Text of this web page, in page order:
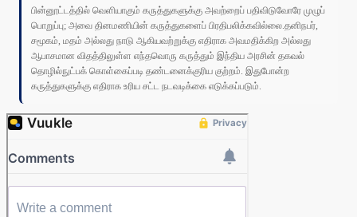
பின்னூட்டத்தில் வெளியாகும் கருத்துகளுக்கு அவற்றைப் பதிவிடுவோரே முழுப்
பொறுப்பு; அவை தினமணியின் கருத்துகளைப் பிரதிபலிக்கவில்லை.தனிநபர்,
சமூகம், மதம் அல்லது நாடு ஆகியவற்றுக்கு எதிராக அவமதிக்கிற அல்லது
ஆபாசமான விதத்திலுள்ள எந்தவொரு கருத்தும் இந்திய அரசின் தகவல்
தொழில்நுட்பக் கொள்கைப்படி தண்டனைக்குரிய குற்றம். இதுபோன்ற
கருத்துகளுக்கு எதிராக உரிய சட்ட நடவடிக்கை எடுக்கப்படும்.